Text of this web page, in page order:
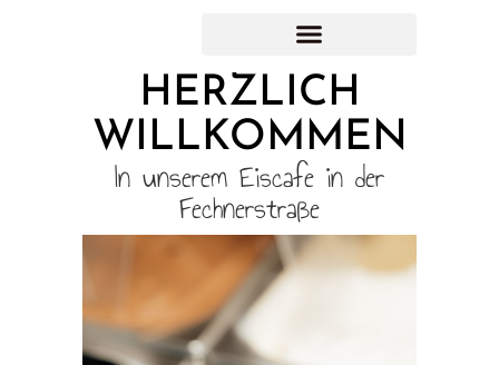
HERZLICH
WILLKOMMEN
In unserem Eiscafe in der
Fechnerstraße